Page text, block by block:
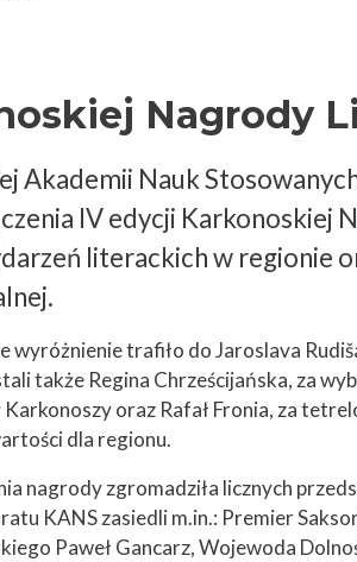
Nagrody
Akademii Nauk
IV edycji Karkonoskiej
literackich w regionie
wyróżnienie trafiło do Jaroslava
także Regina Chrześcijańska, za
oraz Rafał Fronia, za
dla regionu.
nagrody zgromadziła licznych
KANS zasiedli m.in.: Premier
Paweł Gancarz, Wojewoda